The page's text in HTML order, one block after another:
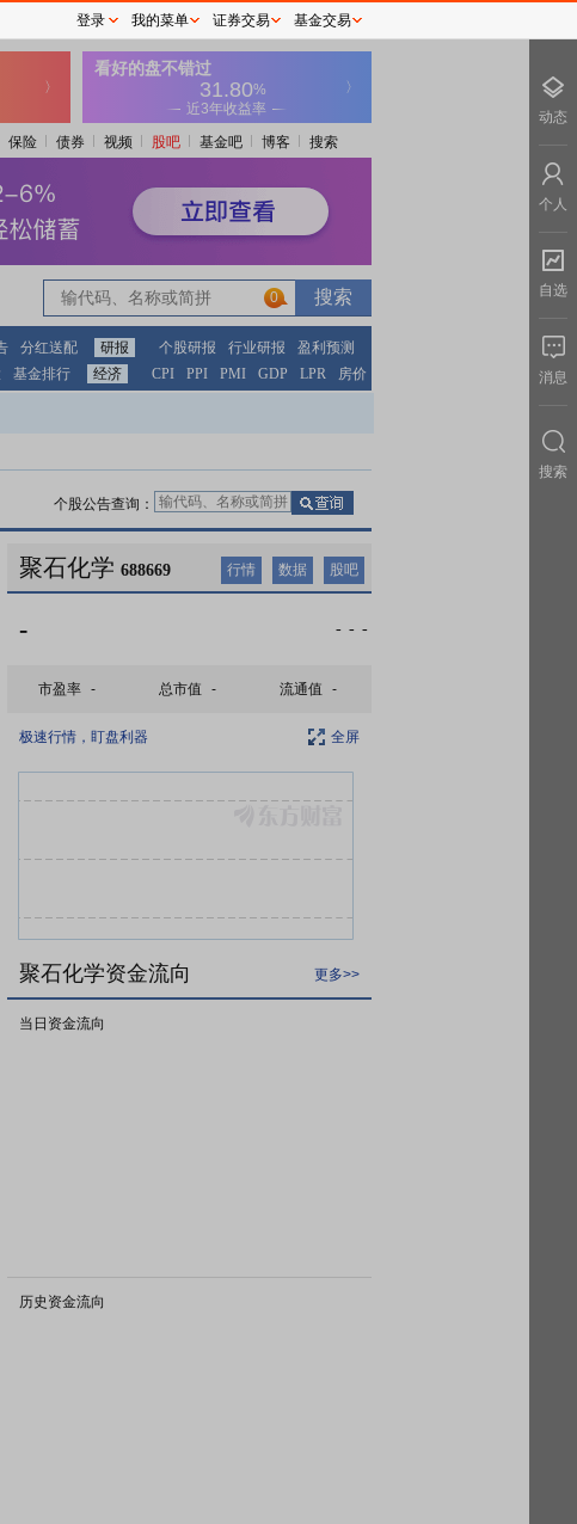
保险 债券 视频 股吧 基金吧 博客 搜索
0
分红送配 研报 个股研报 行业研报
盈利预测
基金排行 经济 CPI PPI PMI GDP LPR 房价
个股公告查询：
聚石化学 688669 行情 数据 股吧
- - - -
市盈率 - 总市值 - 流通值 -
极速行情，盯盘利器 全屏
聚石化学资金流向 更多>>
当日资金流向
历史资金流向
登录 我的菜单 证券交易 基金交易
动态
个人
自选
消息
搜索